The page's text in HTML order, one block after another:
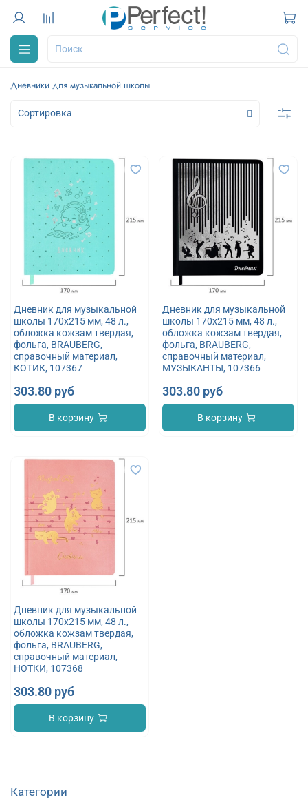
Дневники для музыкальной школы
Дневник для музыкальной
школы 170х215 мм, 48 л.,
обложка кожзам твердая,
фольга, BRAUBERG,
справочный материал,
КОТИК, 107367
303.80 руб
В корзину
Дневник для музыкальной
школы 170х215 мм, 48 л.,
обложка кожзам твердая,
фольга, BRAUBERG,
справочный материал,
МУЗЫКАНТЫ, 107366
303.80 руб
В корзину
Дневник для музыкальной
школы 170х215 мм, 48 л.,
обложка кожзам твердая,
фольга, BRAUBERG,
справочный материал,
НОТКИ, 107368
303.80 руб
В корзину
Категории